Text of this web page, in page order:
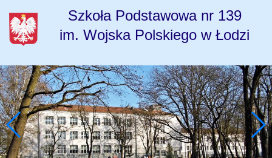
Szkoła Podstawowa nr 139
im. Wojska Polskiego w Łodzi